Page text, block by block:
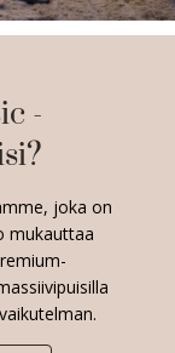
-
joka on
mukauttaa